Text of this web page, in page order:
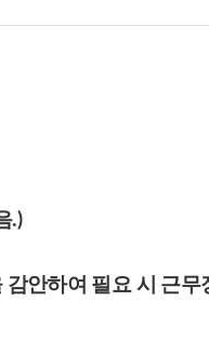
.)
안하여 필요 시 근무